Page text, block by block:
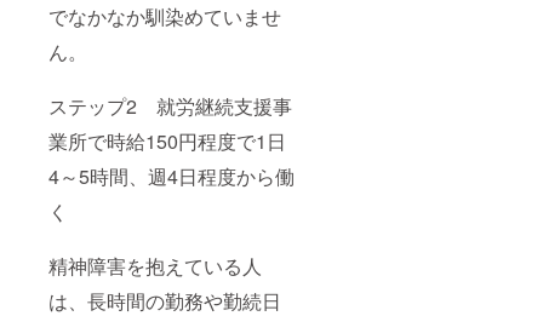
でなかなか馴染めていませ
ん。
ステップ2 就労継続支援事
業所で時給150円程度で1日
4～5時間、週4日程度から働
く
精神障害を抱えている人
は、長時間の勤務や勤続日